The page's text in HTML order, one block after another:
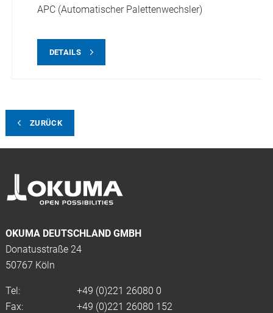
APC (Automatischer Palettenwechsler)
DETAILS
ZURÜCK
OKUMA DEUTSCHLAND GMBH
Donatusstraße 24
50767 Köln
Tel: +49 (0)221 26080 0
Fax:
+49 (0)221 26080 152